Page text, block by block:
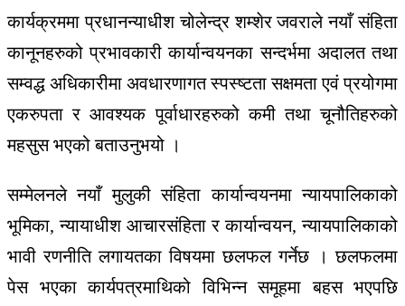
कार्यक्रममा प्रधानन्याधीश चोलेन्द्र शम्शेर जवराले नयाँ संहिता
कानूनहरुको प्रभावकारी कार्यान्वयनका सन्दर्भमा अदालत तथा
सम्वद्ध अधिकारीमा अवधारणागत स्पस्ष्टता सक्षमता एवं प्रयोगमा
एकरुपता र आवश्यक पूर्वाधारहरुको कमी तथा चूनौतिहरुको
महसुस भएको बताउनुभयो ।
सम्मेलनले नयाँ मुलुकी संहिता कार्यान्वयनमा न्यायपालिकाको
भूमिका, न्यायाधीश आचारसंहिता र कार्यान्वयन, न्यायपालिकाको
भावी रणनीति लगायतका विषयमा छलफल गर्नेछ । छलफलमा
पेस भएका कार्यपत्रमाथिको विभिन्न समूहमा बहस भएपछि